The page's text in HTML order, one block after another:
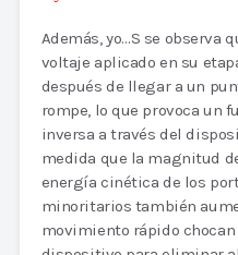
Además, yo…S se observa
voltaje aplicado en su
después de llegar a un
rompe, lo que provoca un
inversa a través del
medida que la magnitud
energía cinética de los
minoritarios también
movimiento rápido